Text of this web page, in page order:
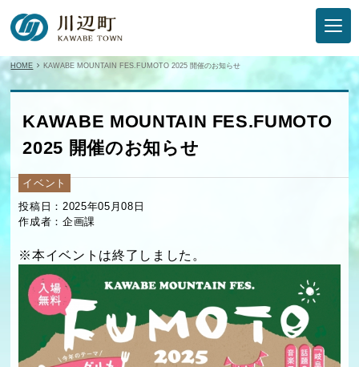
HOME KAWABE MOUNTAIN FES.FUMOTO 2025 開催のお知らせ
KAWABE MOUNTAIN FES.FUMOTO
2025 開催のお知らせ
イベント
投稿日：2025年05月08日
作成者：企画課
※本イベントは終了しました。